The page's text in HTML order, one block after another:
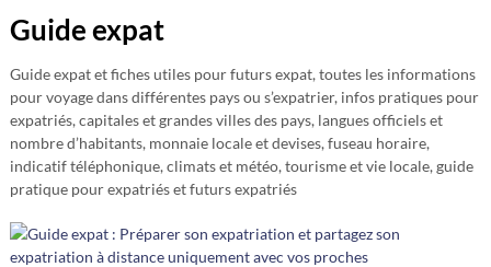
Guide expat
Guide expat et fiches utiles pour futurs expat, toutes les informations
pour voyage dans différentes pays ou s’expatrier, infos pratiques pour
expatriés, capitales et grandes villes des pays, langues officiels et
nombre d’habitants, monnaie locale et devises, fuseau horaire,
indicatif téléphonique, climats et météo, tourisme et vie locale, guide
pratique pour expatriés et futurs expatriés